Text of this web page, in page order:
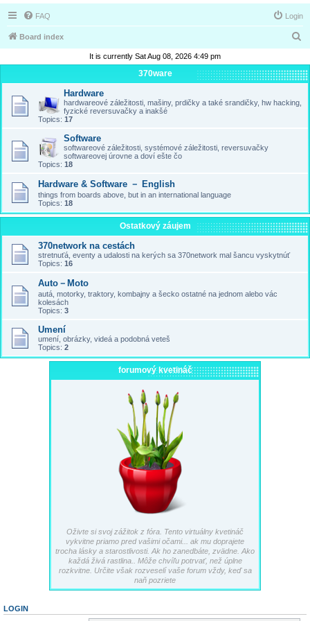
FAQ Login
Board index
a
r
It is currently Sat Aug 08, 2026 4:49 pm
370ware
Hardware
hardwareové záležitosti, mašiny, prdičky a také srandičky, hw hacking,
fyzické reversuvačky a inakšé
Topics: 17
Software
softwareové záležitosti, systémové záležitosti, reversuvačky
softwareovej úrovne a doví ešte čo
Topics: 18
Hardware & Software － English
things from boards above, but in an international language
Topics: 18
Ostatkový záujem
370network na cestách
stretnuťá, eventy a udalosti na kerých sa 370network mal šancu vyskytnúť
Topics: 16
Auto－Moto
autá, motorky, traktory, kombajny a šecko ostatné na jednom alebo vác
kolesách
Topics: 3
Umení
umení, obrázky, videá a podobná veteš
Topics: 2
forumový kvetináč
Oživte si svoj zážitok z fóra. Tento virtuálny kvetináč
vykvitne priamo pred vašimi očami... ak mu doprajete
trocha lásky a starostlivosti. Ak ho zanedbáte, zvädne. Ako
každá živá rastlina.. Môže chvíľu potrvať, než úplne
rozkvitne. Určite však rozveselí vaše forum vždy, keď sa
naň pozriete
LOGIN